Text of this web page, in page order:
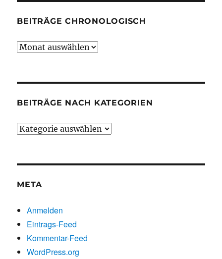
BEITRÄGE CHRONOLOGISCH
Beiträge
BEITRÄGE NACH KATEGORIEN
Beiträge
META
Anmelden
Eintrags-Feed
Kommentar-Feed
WordPress.org